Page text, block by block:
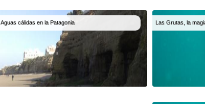
Aguas cálidas en la Patagonia Las Grutas, la